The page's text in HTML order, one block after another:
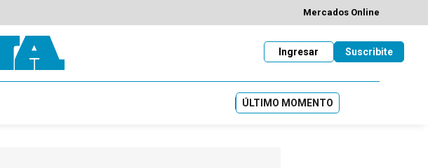
Mercados Online
Suscribite
Ingresar
ÚLTIMO MOMENTO